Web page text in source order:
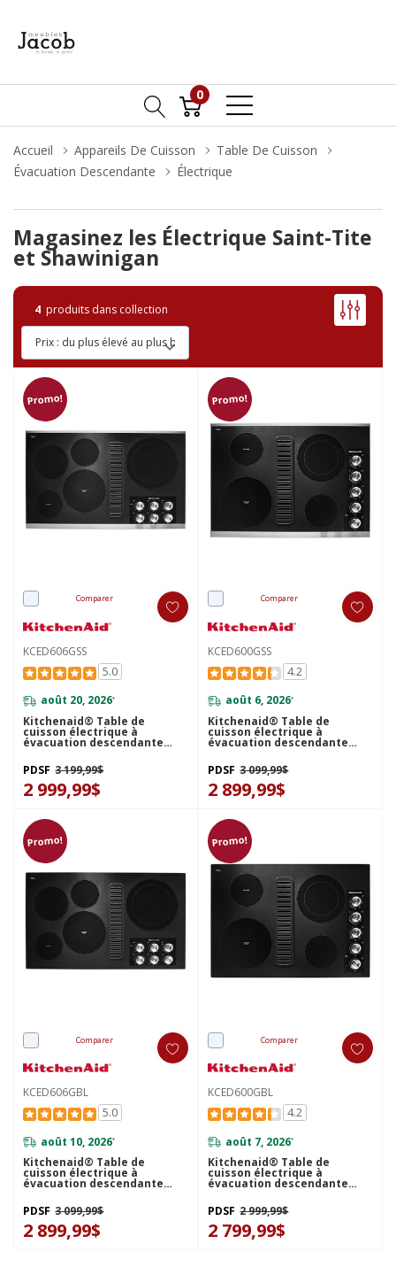
0
Accueil Appareils De Cuisson
Table De Cuisson
Évacuation Descendante
Électrique
Magasinez les Électrique Saint-Tite
et Shawinigan
4 produits dans collection
Promo!
Comparer
KCED606GSS
5.0
août 20, 2026*
Kitchenaid® Table de
cuisson électrique à
évacuation descendante
KCED606GSS
PDSF 3 199,99$
2 999,99$
Promo!
Comparer
KCED600GSS
4.2
août 6, 2026*
Kitchenaid® Table de
cuisson électrique à
évacuation descendante
KCED600GSS
PDSF 3 099,99$
2 899,99$
Promo!
Comparer
KCED606GBL
5.0
août 10, 2026*
Kitchenaid® Table de
cuisson électrique à
évacuation descendante
KCED606GBL
PDSF 3 099,99$
2 899,99$
Promo!
Comparer
KCED600GBL
4.2
août 7, 2026*
Kitchenaid® Table de
cuisson électrique à
évacuation descendante
KCED600GBL
PDSF 2 999,99$
2 799,99$